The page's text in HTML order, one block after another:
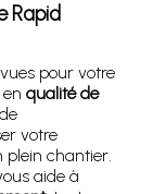
Rapid
pour votre
qualité de
votre
plein chantier.
aide à